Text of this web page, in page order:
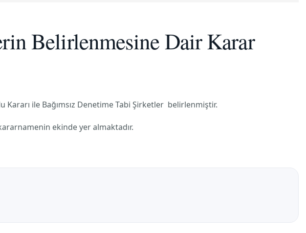
Belirlenmesine Dair Karar
Kararı ile Bağımsız Denetime Tabi Şirketler belirlenmiştir.
ekinde yer almaktadır.